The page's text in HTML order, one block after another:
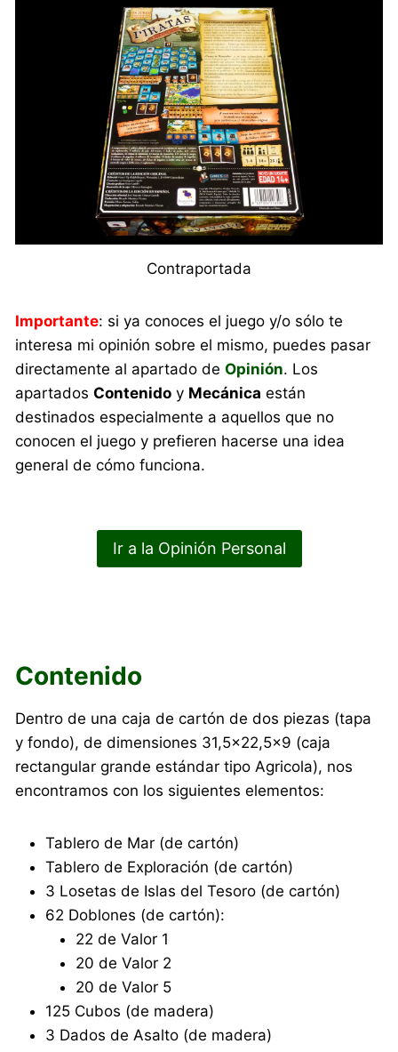
Contraportada
Importante: si ya conoces el juego y/o sólo te
interesa mi opinión sobre el mismo, puedes pasar
directamente al apartado deOpinión. Los
apartadosContenido y Mecánica están
destinados especialmente a aquellos que no
conocen el juego y prefieren hacerse una idea
general de cómo funciona.
Ir a la Opinión Personal
Contenido
Dentro de una caja de cartón de dos piezas (tapa
y fondo), de dimensiones 31,5×22,5×9 (caja
rectangular grande estándar tipo Agricola), nos
encontramos con los siguientes elementos:
Tablero de Mar (de cartón)
Tablero de Exploración (de cartón)
3 Losetas de Islas del Tesoro (de cartón)
62 Doblones (de cartón):
22 de Valor 1
20 de Valor 2
20 de Valor 5
125 Cubos (de madera)
3 Dados de Asalto (de madera)